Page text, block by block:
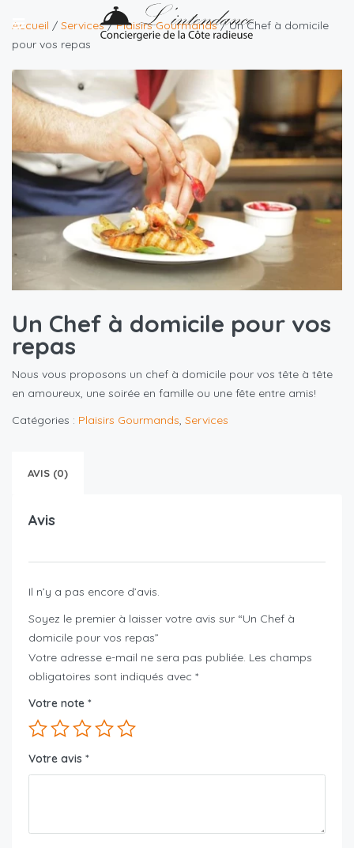
Accueil / Services/Plaisirs Gourmands/ Un Chef à domicile
pour vos repas
Un Chef à domicile pour vos
repas
Nous vous proposons un chef à domicile pour vos tête à tête
en amoureux, une soirée en famille ou une fête entre amis!
Catégories : Plaisirs Gourmands, Services
AVIS (0)
Avis
Il n’y a pas encore d’avis.
Soyez le premier à laisser votre avis sur “Un Chef à
domicile pour vos repas”
Votre adresse e-mail ne sera pas publiée. Les champs
obligatoires sont indiqués avec *
Votre note *
Votre avis *